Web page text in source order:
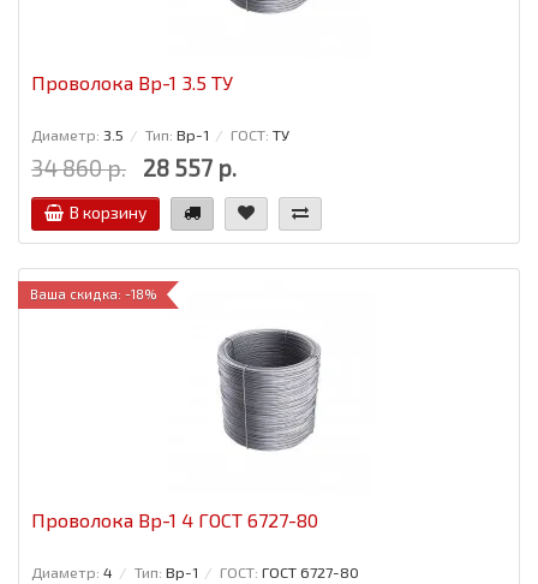
Проволока Вр-1 3.5 ТУ
Диаметр: 3.5 Тип: Вр-1 ГОСТ: ТУ
34 860 р. 28 557 р.
В корзину
Ваша скидка: -18%
Проволока Вр-1 4 ГОСТ 6727-80
Диаметр: 4 Тип: Вр-1 ГОСТ: ГОСТ 6727-80